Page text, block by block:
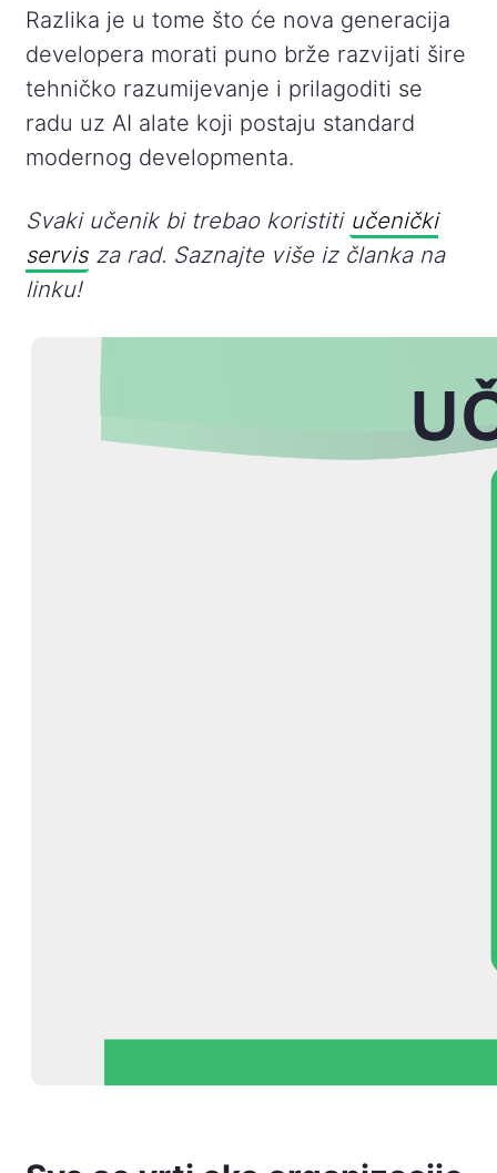
Razlika je u tome što će nova generacija
developera morati puno brže razvijati šire
tehničko razumijevanje i prilagoditi se
radu uz AI alate koji postaju standard
modernog developmenta.
Svaki učenik bi trebao koristiti učenički
servisza rad. Saznajte više iz članka na
linku!